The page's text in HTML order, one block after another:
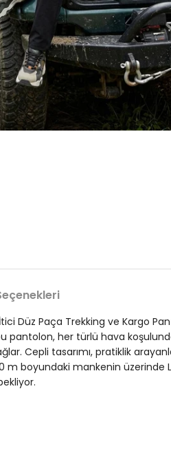
Düz Paça Trekking ve Kargo
pantolon, her türlü hava
Cepli tasarımı, pratiklik
m boyundaki mankenin